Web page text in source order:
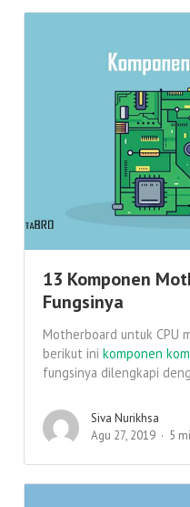
13 Komponen
Fungsinya
Motherboard untuk CPU
berikut inikomponen
fungsinya dilengkapi
Siva Nurikhsa
Agu 27, 2019
5